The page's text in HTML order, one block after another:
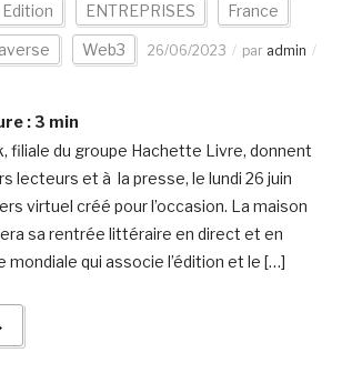
Edition ENTREPRISES France
Web3 26/06/2023 par admin
: 3 min
filiale du groupe Hachette Livre, donnent
lecteurs et à la presse, le lundi 26 juin
virtuel créé pour l’occasion. La maison
sa rentrée littéraire en direct et en
mondiale qui associe l’édition et le […]